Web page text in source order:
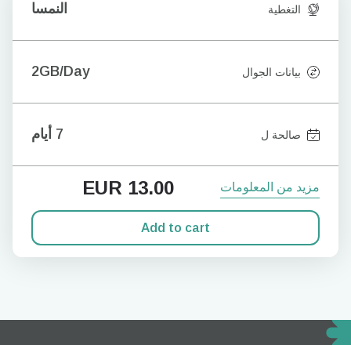
التغطية النمسا
بيانات الجوال 2GB/Day
صالحة ل 7 أيام
مزيد من المعلومات EUR 13.00
Add to cart